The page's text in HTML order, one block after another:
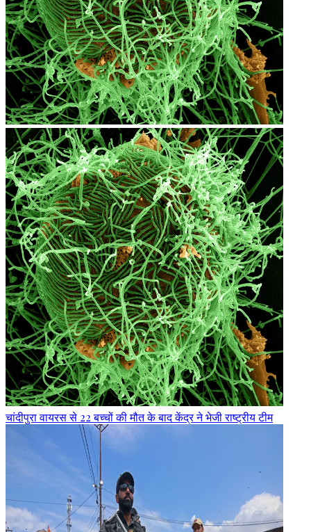
चांदीपुरा वायरस से 22 बच्चों की मौत के बाद केंद्र ने भेजी राष्ट्रीय टीम